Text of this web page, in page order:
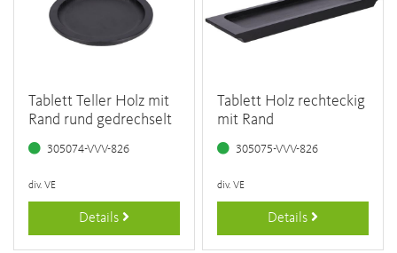
Tablett Teller Holz mit
Rand rund gedrechselt
305074-VVV-826
div. VE
Details
Tablett Holz rechteckig
mit Rand
305075-VVV-826
div. VE
Details